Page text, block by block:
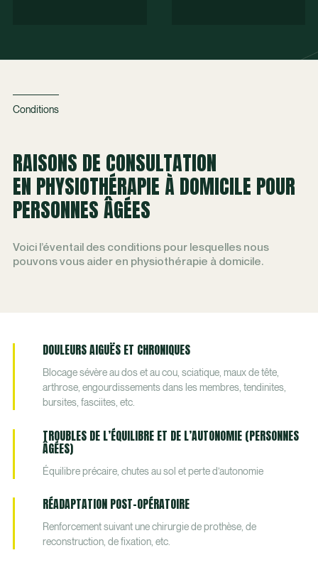
Conditions
RAISONS DE CONSULTATION
EN PHYSIOTHÉRAPIE À DOMICILE POUR
PERSONNES ÂGÉES
Voici l’éventail des conditions pour lesquelles nous
pouvons vous aider en physiothérapie à domicile.
DOULEURS AIGUËS ET CHRONIQUES
Blocage sévère au dos et au cou, sciatique, maux de tête,
arthrose, engourdissements dans les membres, tendinites,
bursites, fasciites, etc.
TROUBLES DE L’ÉQUILIBRE ET DE L’AUTONOMIE (PERSONNES
ÂGÉES)
Équilibre précaire, chutes au sol et perte d’autonomie
RÉADAPTATION POST-OPÉRATOIRE
Renforcement suivant une chirurgie de prothèse, de
reconstruction, de fixation, etc.